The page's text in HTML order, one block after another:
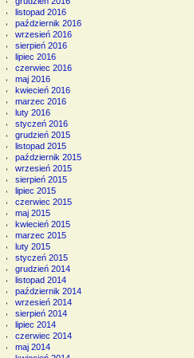
listopad 2016
październik 2016
wrzesień 2016
sierpień 2016
lipiec 2016
czerwiec 2016
maj 2016
kwiecień 2016
marzec 2016
luty 2016
styczeń 2016
grudzień 2015
listopad 2015
październik 2015
wrzesień 2015
sierpień 2015
lipiec 2015
czerwiec 2015
maj 2015
kwiecień 2015
marzec 2015
luty 2015
styczeń 2015
grudzień 2014
listopad 2014
październik 2014
wrzesień 2014
sierpień 2014
lipiec 2014
czerwiec 2014
maj 2014